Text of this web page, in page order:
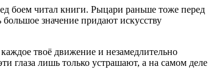
боем читал книги. Рыцари раньше тоже перед
значение придают искусству
твоё движение и незамедлительно
глаза лишь только устрашают, а на самом деле